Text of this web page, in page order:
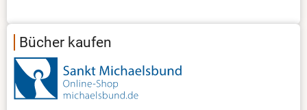
Bücher kaufen